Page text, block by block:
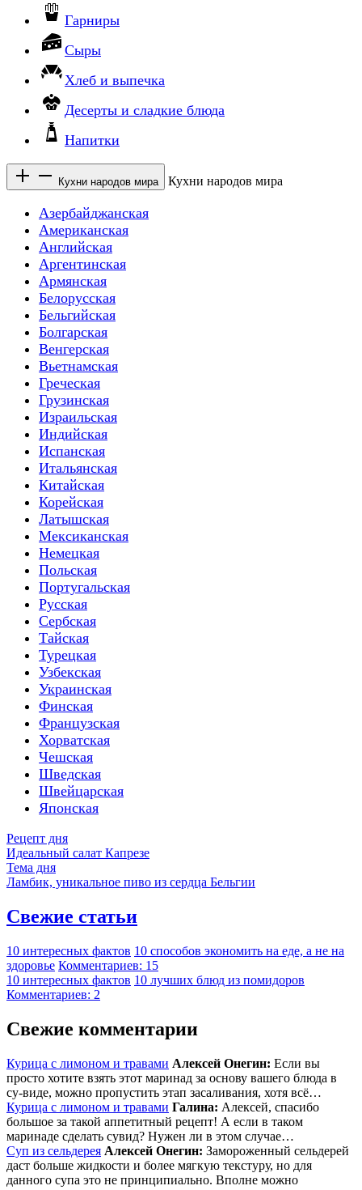
Гарниры
Сыры
Хлеб и выпечка
Десерты и сладкие блюда
Напитки
Кухни народов мира Кухни народов мира
Азербайджанская
Американская
Английская
Аргентинская
Армянская
Белорусская
Бельгийская
Болгарская
Венгерская
Вьетнамская
Греческая
Грузинская
Израильская
Индийская
Испанская
Итальянская
Китайская
Корейская
Латышская
Мексиканская
Немецкая
Польская
Португальская
Русская
Сербская
Тайская
Турецкая
Узбекская
Украинская
Финская
Французская
Хорватская
Чешская
Шведская
Швейцарская
Японская
Рецепт дня
Идеальный салат Капрезе
Тема дня
Ламбик, уникальное пиво из сердца Бельгии
Свежие статьи
10 интересных фактов 10 способов экономить на еде, а не на
здоровье Комментариев: 15
10 интересных фактов 10 лучших блюд из помидоров
Комментариев: 2
Свежие комментарии
Курица с лимоном и травами Алексей Онегин: Если вы
просто хотите взять этот маринад за основу вашего блюда в
су-виде, можно пропустить этап засаливания, хотя всё…
Курица с лимоном и травами Галина: Алексей, спасибо
большое за такой аппетитный рецепт! А если в таком
маринаде сделать сувид? Нужен ли в этом случае…
Суп из сельдерея Алексей Онегин: Замороженный сельдерей
даст больше жидкости и более мягкую текстуру, но для
данного супа это не принципиально. Вполне можно